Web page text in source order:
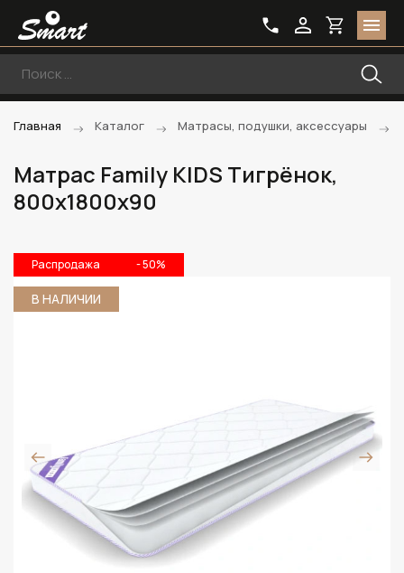
Главная Каталог Матрасы, подушки, аксессуары
Матрас Family KIDS Тигрёнок,
800х1800х90
Распродажа - 50%
В НАЛИЧИИ